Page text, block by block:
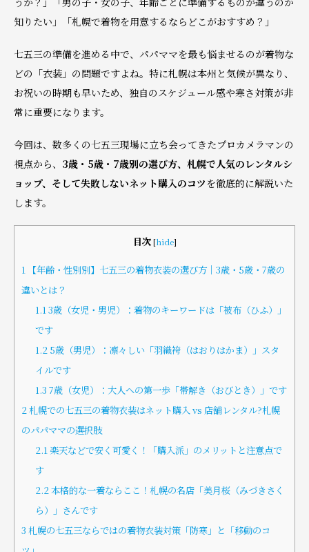
知りたい」「札幌で着物を用意するならどこがおすすめ？」
七五三の準備を進める中で、パパママを最も悩ませるのが着物な
どの「衣装」の問題ですよね。特に札幌は本州と気候が異なり、
お祝いの時期も早いため、独自のスケジュール感や寒さ対策が非
常に重要になります。
今回は、数多くの七五三現場に立ち会ってきたプロカメラマンの
視点から、 3歳・5歳・7歳別の選び方、札幌で人気のレンタルシ
ョップ、そして失敗しないネット購入のコツ を徹底的に解説いた
します。
目次 [hide]
1 【年齢・性別別】七五三の着物衣装の選び方｜3歳・5歳・7歳の
違いとは？
1.13歳（女児・男児）：着物のキーワードは「被布（ひふ）」
です
1.25歳（男児）：凛々しい「羽織袴（はおりはかま）」スタ
イルです
1.3 7歳（女児）：大人への第一歩「帯解き（おびとき）」です
2札幌での七五三の着物衣装はネット購入 vs 店舗レンタル?札幌
のパパママの選択肢
2.1楽天などで安く可愛く！「購入派」のメリットと注意点で
す
2.2本格的な一着ならここ！札幌の名店「美月桜（みづきさく
ら）」さんです
3 札幌の七五三ならではの着物衣装対策「防寒」と「移動のコ